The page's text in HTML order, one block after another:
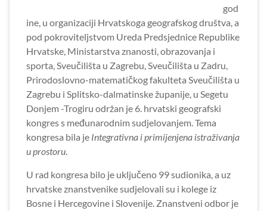
god
ine, u organizaciji Hrvatskoga geografskog društva, a
pod pokroviteljstvom Ureda Predsjednice Republike
Hrvatske, Ministarstva znanosti, obrazovanja i
sporta, Sveučilišta u Zagrebu, Sveučilišta u Zadru,
Prirodoslovno-matematičkog fakulteta Sveučilišta u
Zagrebu i Splitsko-dalmatinske županije, u Segetu
Donjem -Trogiru održan je 6. hrvatski geografski
kongres s međunarodnim sudjelovanjem. Tema
kongresa bila je Integrativna i primijenjena istraživanja
u prostoru.
U rad kongresa bilo je uključeno 99 sudionika, a uz
hrvatske znanstvenike sudjelovali su i kolege iz
Bosne i Hercegovine i Slovenije. Znanstveni odbor je